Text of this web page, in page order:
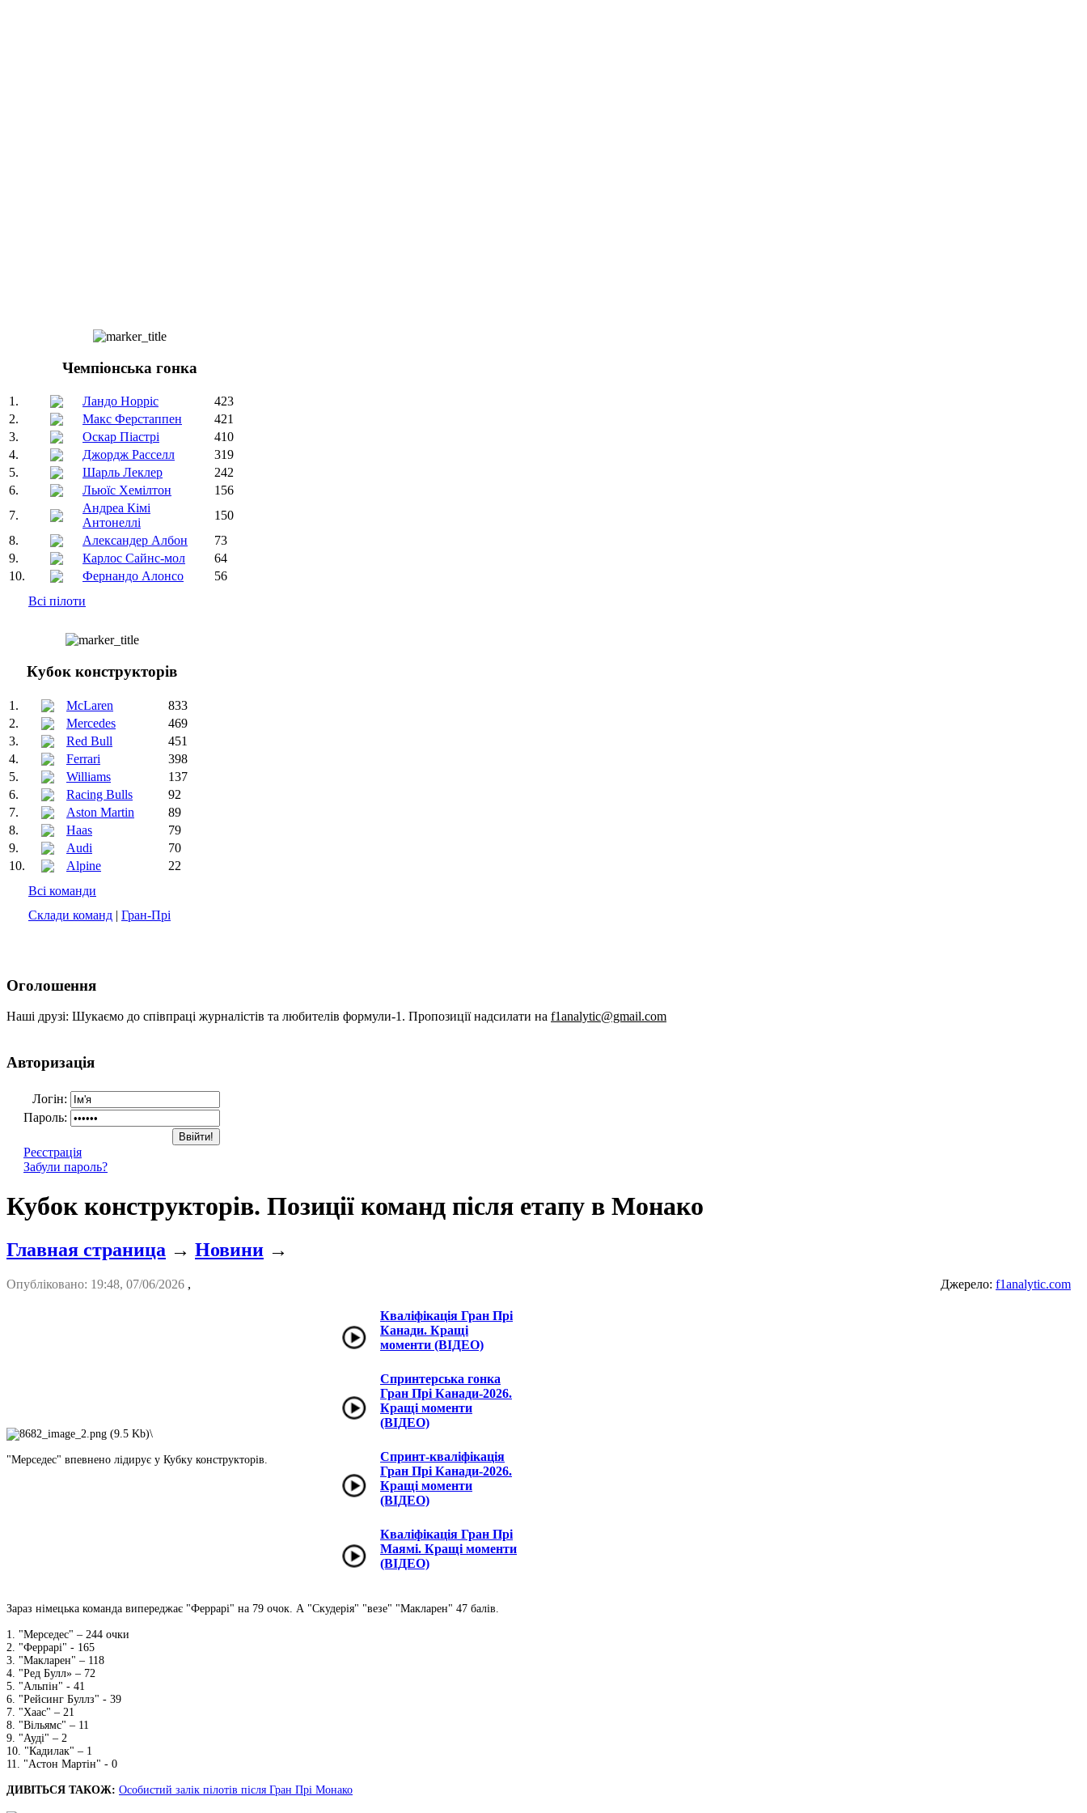
Чемпіонська гонка
1. Ландо Норріс
423
2.
Макс Ферстаппен
421
3.
Оскар Піастрі
410
4.
Джордж Расселл
319
5.
Шарль Леклер
242
6.
Льюїс Хемілтон
156
7.
Андреа Кімі
Антонеллі
150
8.
Александер Албон
73
9.
Карлос Сайнс-мол
64
10.
Фернандо Алонсо
56
Всі пілоти
Кубок конструкторів
1. McLaren
833
2.
Mercedes
469
3.
Red Bull
451
4.
Ferrari
398
5.
Williams
137
6.
Racing Bulls
92
7.
Aston Martin
89
8.
Haas
79
9.
Audi
70
10.
Alpine
22
Всі команди
Склади команд | Гран-Прі
Оголошення
Наші друзі: Шукаємо до співпраці журналістів та любителів формули-1. Пропозиції надсилати на f1analytic@gmail.com
Авторизація
Логін:
Пароль:
Реєстрація
Забули пароль?
Кубок конструкторів. Позиції команд після етапу в Монако
Главная страница → Новини →
Опубліковано: 19:48, 07/06/2026 , Джерело: f1analytic.com
\
"Мерседес" впевнено лідирує у Кубку конструкторів.
Кваліфікація Гран Прі
Канади. Кращі
моменти (ВІДЕО)
Спринтерська гонка
Гран Прі Канади-2026.
Кращі моменти
(ВІДЕО)
Спринт-кваліфікація
Гран Прі Канади-2026.
Кращі моменти
(ВІДЕО)
Кваліфікація Гран Прі
Маямі. Кращі моменти
(ВІДЕО)
Зараз німецька команда випереджає "Феррарі" на 79 очок. А "Скудерія" "везе" "Макларен" 47 балів.
1. "Мерседес" – 244 очки
2. "Феррарі" - 165
3. "Макларен" – 118
4. "Ред Булл» – 72
5. "Альпін" - 41
6. "Рейсинг Буллз" - 39
7. "Хаас" – 21
8. "Вільямс" – 11
9. "Ауді" – 2
10. "Кадилак" – 1
11. "Астон Мартін" - 0
ДИВІТЬСЯ ТАКОЖ: Особистий залік пілотів після Гран Прі Монако